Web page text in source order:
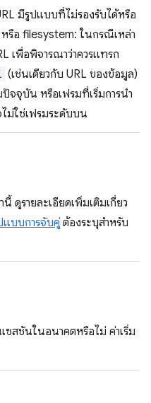
มีรูปแบบที่ไม่รองรับได้หรือ
รือ filesystem: ในกรณีเหล่า
เพื่อพิจารณาว่าควรแทรก
(เช่นเดียวกับ URL ของข้อมูล)
จจุบัน หรือเฟรมที่เริ่มการนำ
ม่ใช่เฟรมระดับบน
ดูรายละเอียดเพิ่มเติมเกี่ยว
แบบการจับคู่ ต้องระบุสำหรับ
ซสชันในอนาคตหรือไม่ ค่าเริ่ม